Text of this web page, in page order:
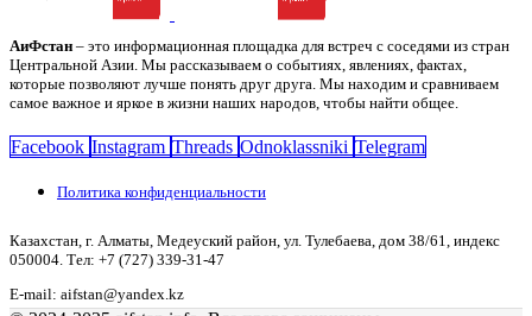
АиФстан – это информационная площадка для встреч с соседями из стран
Центральной Азии. Мы рассказываем о событиях, явлениях, фактах,
которые позволяют лучше понять друг друга. Мы находим и сравниваем
самое важное и яркое в жизни наших народов, чтобы найти общее.
Facebook Instagram Threads Odnoklassniki Telegram
Политика конфиденциальности
Казахстан, г. Алматы, Медеуский район, ул. Тулебаева, дом 38/61, индекс
050004. Тел: +7 (727) 339-31-47
E-mail: aifstan@yandex.kz